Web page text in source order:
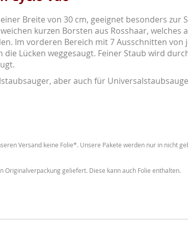
Breite von 30 cm, geeignet besonders
kurzen Borsten aus Rosshaar,
Im vorderen Bereich mit 7 Ausschnitten
Lücken weggesaugt. Feiner Staub wird
aber auch für
Versand keine Folie*. Unsere Pakete werden nur in nicht
geliefert. Diese kann auch Folie enthalten.